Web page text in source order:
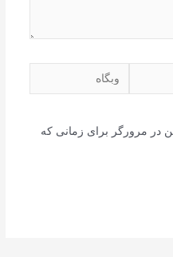
وبگاه
در مرورگر برای زمانی که